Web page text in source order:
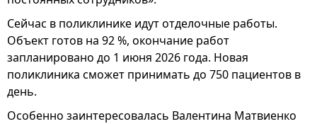
Сейчас в поликлинике идут отделочные работы.
Объект готов на 92 %, окончание работ
запланировано до 1 июня 2026 года. Новая
поликлиника сможет принимать до 750 пациентов в
день.
Особенно заинтересовалась Валентина Матвиенко